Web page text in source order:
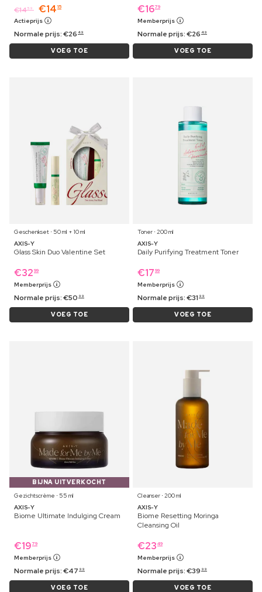
€1459 €14 15
Actieprijs
Normale prijs:€26 49
VOEG TOE
€1679
Memberprijs
Normale prijs:€26 49
VOEG TOE
Geschenkset ⋅ 50 ml + 10 ml
AXIS-Y
Glass Skin Duo Valentine Set
€32 99
Memberprijs
Normale prijs:€50 99
VOEG TOE
Toner ⋅ 200 ml
AXIS-Y
Daily Purifying Treatment Toner
€17 99
Memberprijs
Normale prijs:€31 99
VOEG TOE
BIJNA UITVERKOCHT
Gezichtscrème ⋅ 55 ml
AXIS-Y
Biome Ultimate Indulging Cream
€19 79
Memberprijs
Normale prijs:€47 99
VOEG TOE
Cleanser ⋅ 200 ml
AXIS-Y
Biome Resetting Moringa
Cleansing Oil
€23 49
Memberprijs
Normale prijs:€39 99
VOEG TOE